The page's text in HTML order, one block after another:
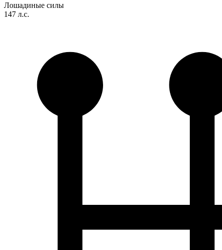
Лошадиные силы
147 л.с.